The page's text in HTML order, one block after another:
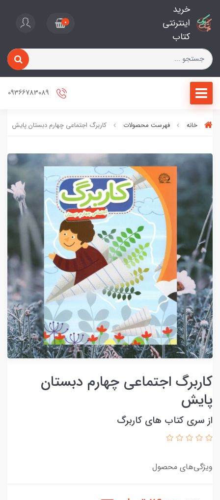
خرید
اینترنتی
کتاب
0
خانه فهرست محصولات کاربرگ اجتماعی چهارم دبستان پایش
کاربرگ اجتماعی چهارم دبستان
پایش
از سری کتاب های کاربرگ
ویژگی‌های محصول